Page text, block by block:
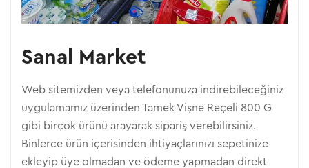
Sanal Market
Web sitemizden veya telefonunuza indirebileceğiniz
uygulamamız üzerinden Tamek Vişne Reçeli 800 G
gibi birçok ürünü arayarak sipariş verebilirsiniz.
Binlerce ürün içerisinden ihtiyaçlarınızı sepetinize
ekleyip üye olmadan ve ödeme yapmadan direkt